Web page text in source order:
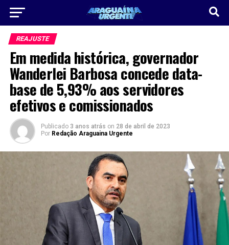
REAJUSTE
Em medida histórica, governador
Wanderlei Barbosa concede data-
base de 5,93% aos servidores
efetivos e comissionados
Publicado 3 anos atrás on 28 de abril de 2023
Por Redação Araguaina Urgente